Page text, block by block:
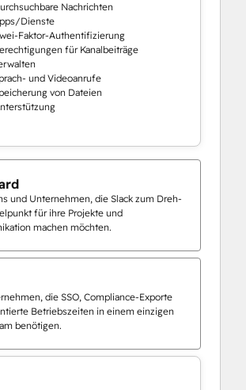
Nachrichten
Dienste
Faktor-Authentifizierung
für Kanalbeiträge
und Videoanrufe
von Dateien
und Unternehmen, die Slack zum Dreh-
für ihre Projekte und
machen möchten.
die SSO, Compliance-Exporte
Betriebszeiten in einem einzigen
benötigen.